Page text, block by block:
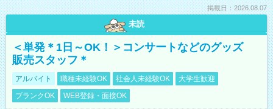
掲載日：2026.08.07
未読
＜単発＊1日～OK！＞コンサートなどのグッズ
販売スタッフ＊
アルバイト 職種未経験OK 社会人未経験OK
大学生歓迎
ブランクOK
WEB登録・面接OK